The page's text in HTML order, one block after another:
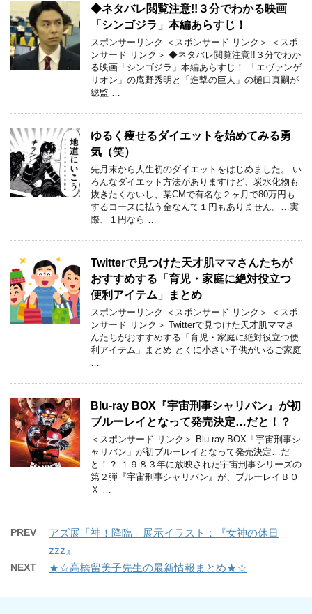
◆ネタバレ閲覧注意!!３分でわかる映画
「シンゴジラ」本編あらすじ！
スポンサーリンク ＜スポンサード リンク＞ ＜スポ
ンサード リンク＞ ◆ネタバレ閲覧注意!!３分でわか
る映画「シンゴジラ」本編あらすじ！ 「エヴァンゲ
リオン」の庵野秀明と「進撃の巨人」の樋口真嗣が
総監 …
ゆるく痩せるダイエットを始めてみる勇
気（笑）
先月末から人生初のダイエットをはじめました。 い
ろんなダイエット方法がありますけど、炭水化物も
抜きたくないし、某CMで有名な２ヶ月で80万円も
するコースに払う金なんて１円もありません。…実
際、１円なら …
Twitterで見つけた天才肌ママさんたちが
おすすめする「育児・家庭に絶対役立つ
便利アイテム」まとめ
スポンサーリンク ＜スポンサード リンク＞ ＜スポ
ンサード リンク＞ Twitterで見つけた天才肌ママさ
んたちがおすすめする「育児・家庭に絶対役立つ便
利アイテム」まとめ とくに小さい子供がいるご家庭
…
Blu-ray BOX『宇宙刑事シャリバン』が初
ブルーレイとなって発売決定…だと！？
＜スポンサード リンク＞ Blu-ray BOX「宇宙刑事シ
ャリバン」が初ブルーレイとなって発売決定…だ
と！？ １９８３年に放映された宇宙刑事シリーズの
第２弾『宇宙刑事シャリバン』が、ブルーレイＢＯ
Ｘ …
PREV
アズ展「神！降臨」展示イラスト：『女神の休日
zzz』
NEXT ★☆高橋留美子先生の最新情報まとめ★☆